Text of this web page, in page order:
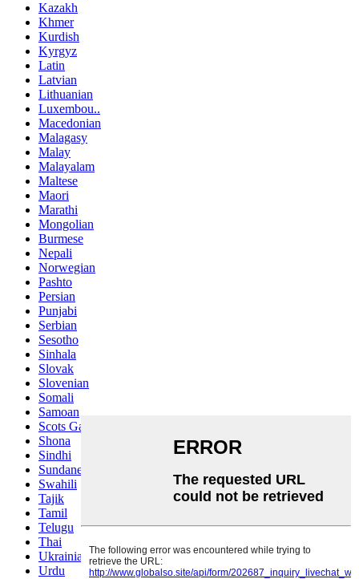
Kazakh
Khmer
Kurdish
Kyrgyz
Latin
Latvian
Lithuanian
Luxembou..
Macedonian
Malagasy
Malay
Malayalam
Maltese
Maori
Marathi
Mongolian
Burmese
Nepali
Norwegian
Pashto
Persian
Punjabi
Serbian
Sesotho
Sinhala
Slovak
Slovenian
Somali
Samoan
Scots Gaelic
Shona
Sindhi
Sundanese
Swahili
Tajik
Tamil
Telugu
Thai
Ukrainian
Urdu